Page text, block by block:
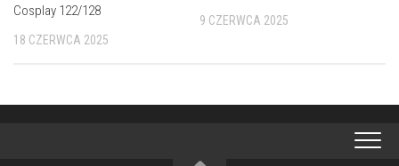
Cosplay 122/128
18 CZERWCA 2025
9 CZERWCA 2025